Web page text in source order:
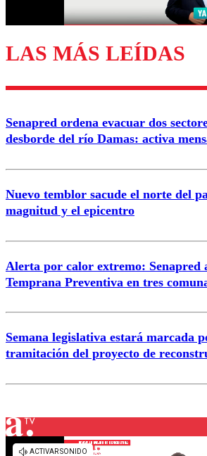
LAS MÁS LEÍDAS
Senapred ordena evacuar dos
desborde del río Damas: activa
Nuevo temblor sacude el norte del
magnitud y el epicentro
Alerta por calor extremo: Senapred
Temprana Preventiva en tres
Semana legislativa estará marcada
tramitación del proyecto de